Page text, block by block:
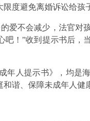
度避免离婚诉讼给孩
爱不会减少，法官对
！”收到提示书后，
年人提示书》，均是
谐、保障未成年人健